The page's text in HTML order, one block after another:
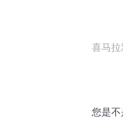
喜马
您是不